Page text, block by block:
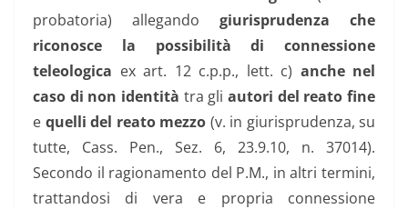
probatoria) allegando giurisprudenza che
riconosce la possibilità di connessione
teleologica ex art. 12 c.p.p., lett. c) anche nel
caso di non identità tra gli autori del reato fine
e quelli del reato mezzo (v. in giurisprudenza, su
tutte, Cass. Pen., Sez. 6, 23.9.10, n. 37014).
Secondo il ragionamento del P.M., in altri termini,
trattandosi di vera e propria connessione